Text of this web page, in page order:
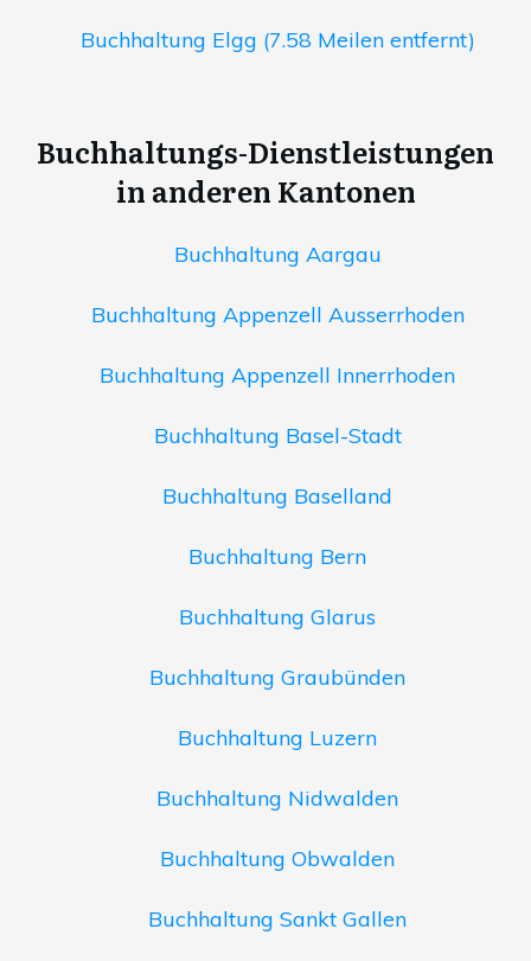
Buchhaltung Elgg (7.58 Meilen entfernt)
Buchhaltungs-Dienstleistungen
in anderen Kantonen
Buchhaltung Aargau
Buchhaltung Appenzell Ausserrhoden
Buchhaltung Appenzell Innerrhoden
Buchhaltung Basel-Stadt
Buchhaltung Baselland
Buchhaltung Bern
Buchhaltung Glarus
Buchhaltung Graubünden
Buchhaltung Luzern
Buchhaltung Nidwalden
Buchhaltung Obwalden
Buchhaltung Sankt Gallen